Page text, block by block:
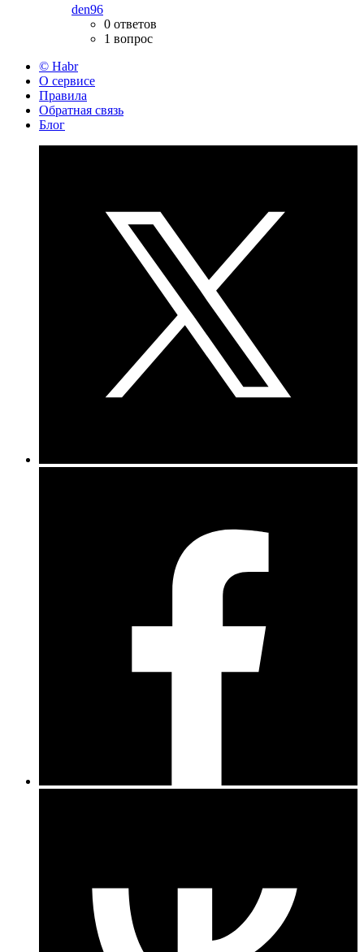
den96
0 ответов
1 вопрос
© Habr
О сервисе
Правила
Обратная связь
Блог